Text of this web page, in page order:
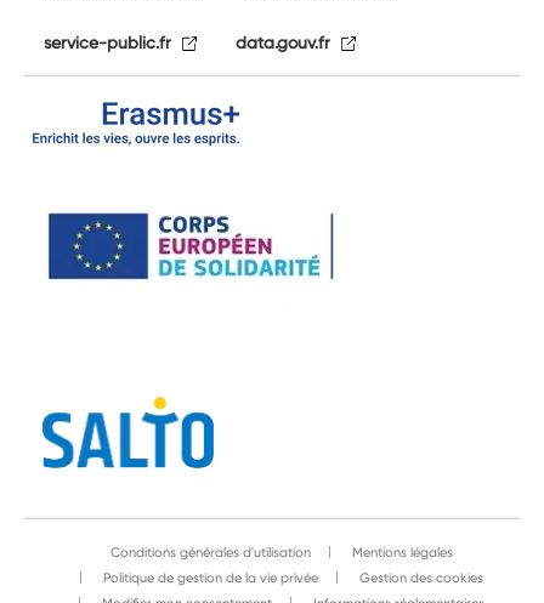
service-public.fr data.gouv.fr
Conditions générales d'utilisation
Mentions légales
Politique de gestion de la vie privée
Gestion des cookies